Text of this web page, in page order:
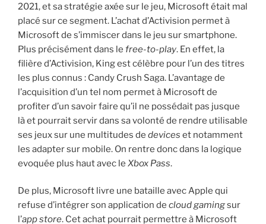
2021, et sa stratégie axée sur le jeu, Microsoft était mal
placé sur ce segment. L’achat d’Activision permet à
Microsoft de s’immiscer dans le jeu sur smartphone.
Plus précisément dans le free-to-play. En effet, la
filière d’Activision, King est célèbre pour l’un des titres
les plus connus : Candy Crush Saga. L’avantage de
l’acquisition d’un tel nom permet à Microsoft de
profiter d’un savoir faire qu’il ne possédait pas jusque
là et pourrait servir dans sa volonté de rendre utilisable
ses jeux sur une multitudes de devices et notamment
les adapter sur mobile. On rentre donc dans la logique
evoquée plus haut avec le Xbox Pass.
De plus, Microsoft livre une bataille avec Apple qui
refuse d’intégrer son application de cloud gamingsur
l’app store. Cet achat pourrait permettre à Microsoft